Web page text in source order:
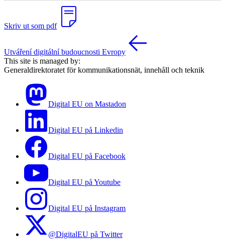
Skriv ut som pdf
Utváření digitální budoucnosti Evropy
This site is managed by:
Generaldirektoratet för kommunikationsnät, innehåll och teknik
Digital EU on Mastadon
Digital EU på Linkedin
Digital EU på Facebook
Digital EU på Youtube
Digital EU på Instagram
@DigitalEU på Twitter